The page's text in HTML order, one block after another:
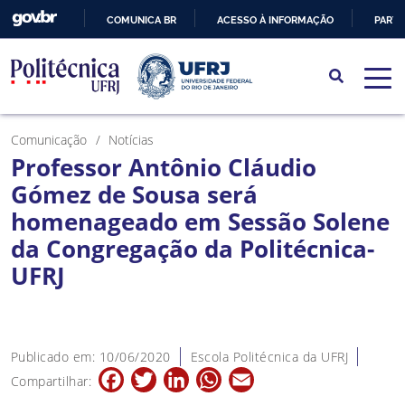
PARA
O
CONTEÚDO
COMUNICA BR ACESSO À INFORMAÇÃO
Comunicação Notícias
Professor Antônio Cláudio
Gómez de Sousa será
homenageado em Sessão Solene
da Congregação da Politécnica-
UFRJ
Publicado em: 10/06/2020
Escola Politécnica da UFRJ
Compartilhar:
FacebookTwitterLinkedInWhatsApp